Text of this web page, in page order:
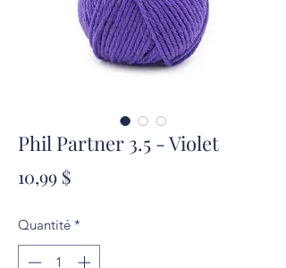
Phil Partner 3.5 - Violet
10,99 $Prix
Quantité *